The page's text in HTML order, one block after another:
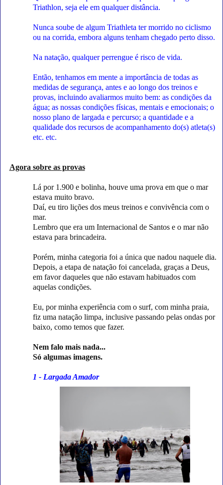
Triathlon, seja ele em qualquer distância.
Nunca soube de algum Triathleta ter morrido no ciclismo
ou na corrida, embora alguns tenham chegado perto disso.
Na natação, qualquer perrengue é risco de vida.
Então, tenhamos em mente a importância de todas as
medidas de segurança, antes e ao longo dos treinos e
provas, incluindo avaliarmos muito bem: as condições da
água; as nossas condições físicas, mentais e emocionais; o
nosso plano de largada e percurso; a quantidade e a
qualidade dos recursos de acompanhamento do(s) atleta(s)
etc. etc.
Agora sobre as provas
Lá por 1.900 e bolinha, houve uma prova em que o mar
estava muito bravo.
Daí, eu tiro lições dos meus treinos e convivência com o
mar.
Lembro que era um Internacional de Santos e o mar não
estava para brincadeira.
Porém, minha categoria foi a única que nadou naquele dia.
Depois, a etapa de natação foi cancelada, graças a Deus,
em favor daqueles que não estavam habituados com
aquelas condições.
Eu, por minha experiência com o surf, com minha praia,
fiz uma natação limpa, inclusive passando pelas ondas por
baixo, como temos que fazer.
Nem falo mais nada...
Só algumas imagens.
1 - Largada Amador